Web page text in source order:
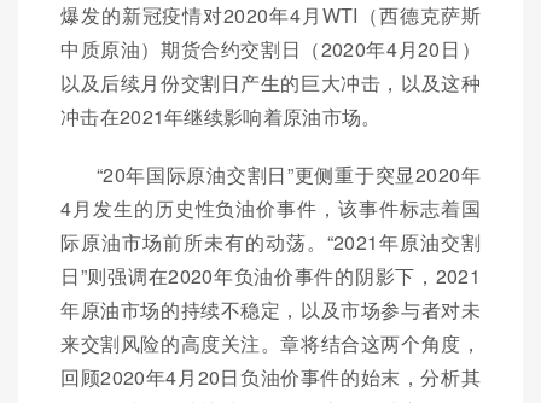
爆发的新冠疫情对2020年4月WTI（西德克萨斯
中质原油）期货合约交割日（2020年4月20日）
以及后续月份交割日产生的巨大冲击，以及这种
冲击在2021年继续影响着原油市场。
“20年国际原油交割日”更侧重于突显2020年
4月发生的历史性负油价事件，该事件标志着国
际原油市场前所未有的动荡。“2021年原油交割
日”则强调在2020年负油价事件的阴影下，2021
年原油市场的持续不稳定，以及市场参与者对未
来交割风险的高度关注。章将结合这两个角度，
回顾2020年4月20日负油价事件的始末，分析其